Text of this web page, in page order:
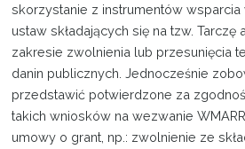
skorzystanie z instrumentów wsparcia
ustaw składających się na tzw. Tarczę
zakresie zwolnienia lub przesunięcia
danin publicznych. Jednocześnie
przedstawić potwierdzone za
takich wniosków na wezwanie
umowy o grant, np.: zwolnienie ze